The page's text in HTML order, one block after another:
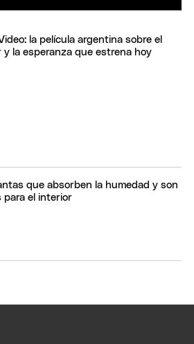
la película argentina sobre el
y la esperanza que estrena hoy
que absorben la humedad y son
para el interior